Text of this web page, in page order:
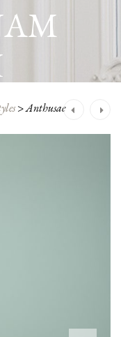
>Anthusae
Post
navigation